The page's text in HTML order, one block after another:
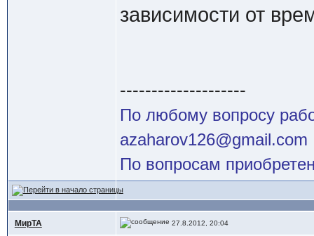
зависимости от
--------------------
По любому вопросу
azaharov126@gmail.com
По вопросам
МирТА 27.8.2012, 20:04